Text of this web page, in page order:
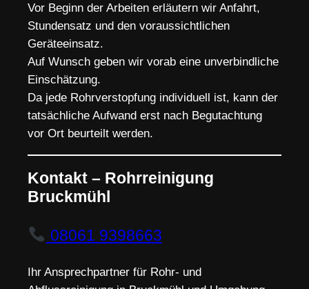
Vor Beginn der Arbeiten erläutern wir Anfahrt,
Stundensatz und den voraussichtlichen
Geräteeinsatz.
Auf Wunsch geben wir vorab eine unverbindliche
Einschätzung.
Da jede Rohrverstopfung individuell ist, kann der
tatsächliche Aufwand erst nach Begutachtung
vor Ort beurteilt werden.
Kontakt – Rohrreinigung
Bruckmühl
08061 9398663
Ihr Ansprechpartner für Rohr- und